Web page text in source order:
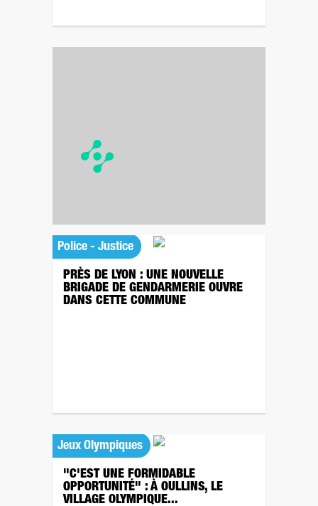
Police - Justice
PRÈS DE LYON : UNE NOUVELLE
BRIGADE DE GENDARMERIE OUVRE
DANS CETTE COMMUNE
Jeux Olympiques
"C'EST UNE FORMIDABLE
OPPORTUNITÉ" : À OULLINS, LE
VILLAGE OLYMPIQUE...